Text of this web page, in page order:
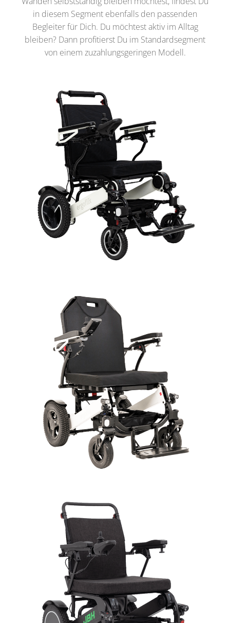
in diesem Segment ebenfalls den passenden
Begleiter für Dich. Du möchtest aktiv im Alltag
bleiben? Dann profitierst Du im Standardsegment
von einem zuzahlungsgeringen Modell.